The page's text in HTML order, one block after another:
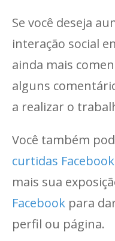
Se você deseja
interação social
ainda mais
alguns
a realizar o
Você também
curtidas Facebook
mais sua
Facebook para
perfil ou página.